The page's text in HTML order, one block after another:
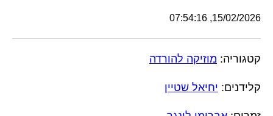
15/02/2026, 07:54:16
קטגוריה: מוזיקה להורדה
קלידנים: יחיאל שטיין